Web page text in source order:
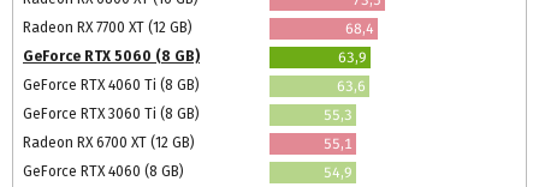
Radeon RX 7700 XT (12 GB)
68,4
GeForce RTX 5060 (8 GB)
63,9
GeForce RTX 4060 Ti (8 GB)
63,6
GeForce RTX 3060 Ti (8 GB)
55,3
Radeon RX 6700 XT (12 GB)
55,1
GeForce RTX 4060 (8 GB)
54,9